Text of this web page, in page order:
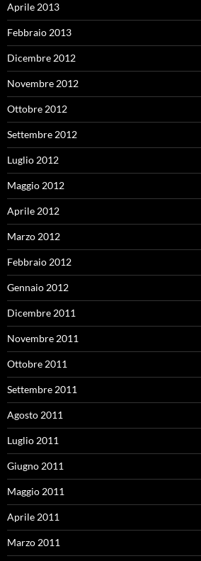
Aprile 2013
Febbraio 2013
Dicembre 2012
Novembre 2012
Ottobre 2012
Settembre 2012
Luglio 2012
Maggio 2012
Aprile 2012
Marzo 2012
Febbraio 2012
Gennaio 2012
Dicembre 2011
Novembre 2011
Ottobre 2011
Settembre 2011
Agosto 2011
Luglio 2011
Giugno 2011
Maggio 2011
Aprile 2011
Marzo 2011